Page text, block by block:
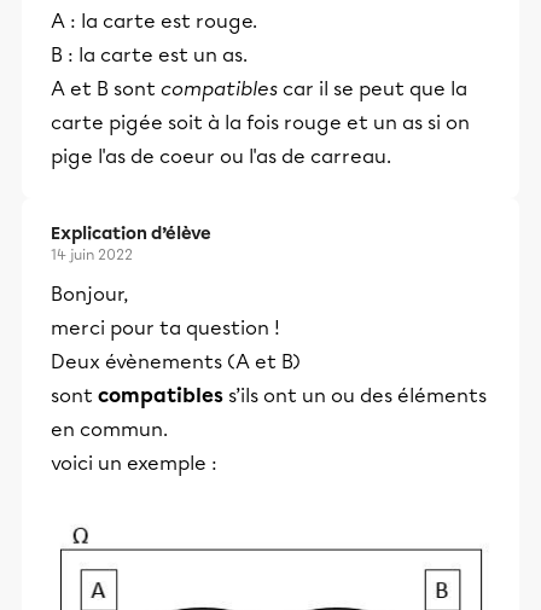
A : la carte est rouge.
B : la carte est un as.
A et B sont compatibles car il se peut que la
carte pigée soit à la fois rouge et un as si on
pige l'as de coeur ou l'as de carreau.
Explication d’élève
14 juin 2022
Bonjour,
merci pour ta question !
Deux évènements (A et B)
sont compatibles s’ils ont un ou des éléments
en commun.
voici un exemple :